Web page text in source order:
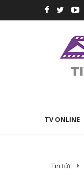
TV ONLINE
Tin tức